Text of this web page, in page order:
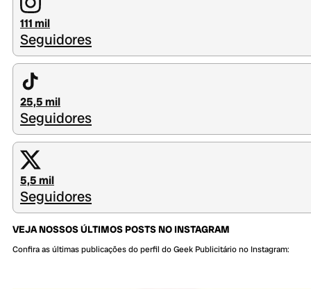
111 mil
Seguidores
25,5 mil
Seguidores
5,5 mil
Seguidores
VEJA NOSSOS ÚLTIMOS POSTS NO INSTAGRAM
Confira as últimas publicações do perfil do Geek Publicitário no Instagram: